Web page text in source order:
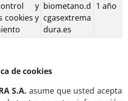
y
cookies y
biometano.d
cgasextrema
dura.es
1 año
de cookies
S.A. asume que usted acepta